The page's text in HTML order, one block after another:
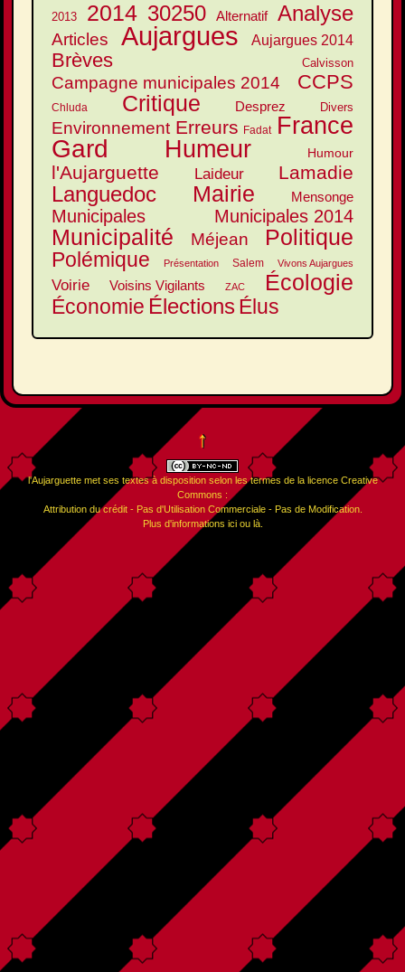
2013 2014 30250 Alternatif Analyse
Articles Aujargues Aujargues 2014
Brèves Calvisson
Campagne municipales 2014 CCPS
Chluda Critique Desprez Divers
Environnement Erreurs Fadat France
Gard Humeur Humour
l'Aujarguette Laideur Lamadie
Languedoc Mairie Mensonge
Municipales Municipales 2014
Municipalité Méjean Politique
Polémique Présentation Salem Vivons Aujargues
Voirie Voisins Vigilants ZAC Écologie
Économie ÉlectionsÉlus
↑
l'Aujarguettemet ses textes à disposition selon les termes de la licence Creative
Commons :
Attribution du crédit - Pas d'Utilisation Commerciale - Pas de Modification.
Plus d'informations iciou là.